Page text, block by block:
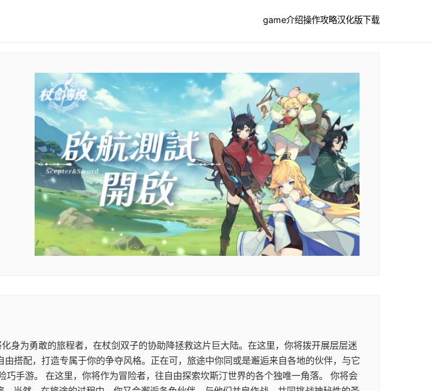
game介绍操作攻略汉化版下载
身为勇敢的旅程者，在杖剑双子的协助降拯救这片巨大陆。在这里，你将拨开展层层迷
搭配，打造专属于你的争夺风格。正在可，旅途中你同或是邂逅来自各地的伙伴，与它
手游。 在这里，你将作为冒险者，往自由探索坎斯汀世界的各个独唯一角落。 你将会